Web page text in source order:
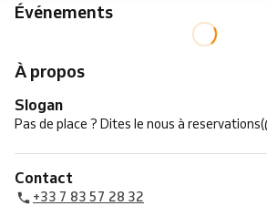
Événements
À propos
Slogan
Pas de place ? Dites le nous à
Contact
+33 7 83 57 28 32